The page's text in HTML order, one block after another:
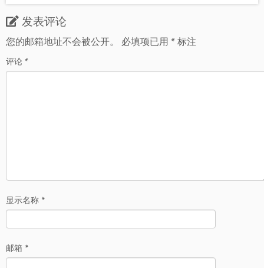
发表评论
您的邮箱地址不会被公开。
必填项已用 *标注
评论 *
显示名称 *
邮箱 *